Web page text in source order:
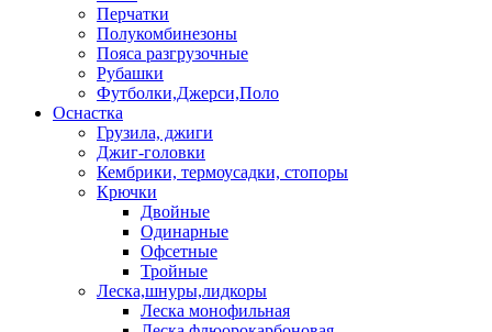
Перчатки
Полукомбинезоны
Пояса разгрузочные
Рубашки
Футболки,Джерси,Поло
Оснастка
Грузила, джиги
Джиг-головки
Кембрики, термоусадки, стопоры
Крючки
Двойные
Одинарные
Офсетные
Тройные
Леска,шнуры,лидкоры
Леска монофильная